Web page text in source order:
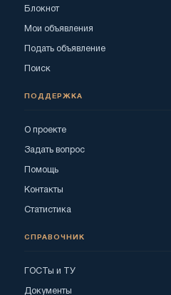
Блокнот
Мои объявления
Подать объявление
Поиск
ПОДДЕРЖКА
О проекте
Задать вопрос
Помощь
Контакты
Статистика
СПРАВОЧНИК
ГОСТы и ТУ
Документы